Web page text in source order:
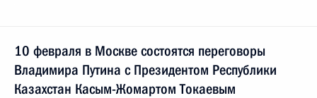
10 февраля в Москве состоятся переговоры
Владимира Путина с Президентом Республики
Казахстан Касым-Жомартом Токаевым